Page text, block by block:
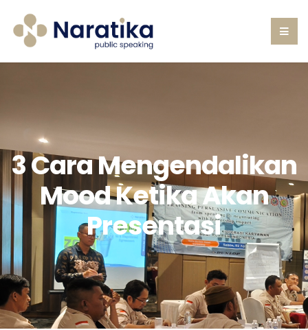
3 Cara Mengendalikan
Mood Ketika Akan
Presentasi